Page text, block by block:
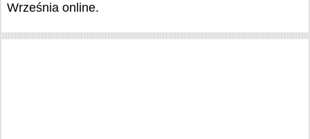
Września online.